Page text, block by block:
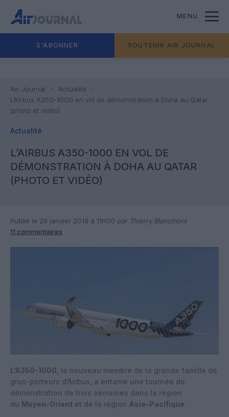
MENU
S'ABONNER SOUTENIR AIR JOURNAL
Air Journal
Actualité
L’Airbus A350-1000 en vol de démonstration à Doha au Qatar
(photo et vidéo)
Actualité
L’AIRBUS A350-1000 EN VOL DE
DÉMONSTRATION À DOHA AU QATAR
(PHOTO ET VIDÉO)
Publié le 29 janvier 2018 à 11h00 par Thierry Blancmont
11 commentaires
L’A350-1000 , le nouveau membre de la grande famille de
gros-porteurs d’Airbus, a entamé une tournée de
démonstration de trois semaines dans la région
du Moyen-Orient et de la région Asie-Pacifique.